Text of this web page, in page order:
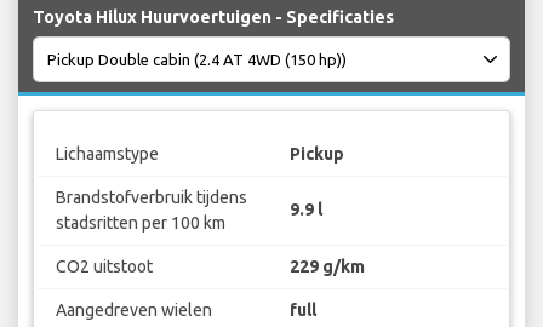
Toyota Hilux Huurvoertuigen - Specificaties
Lichaamstype Pickup
Brandstofverbruik tijdens
stadsritten per 100 km
9.9 l
CO2 uitstoot 229 g/km
Aangedreven wielen full